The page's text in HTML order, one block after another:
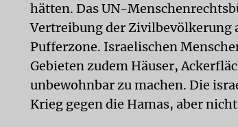
hätten. Das UN-
Vertreibung der Zivilbevölkerung
Pufferzone. Israelischen
Gebieten zudem Häuser,
unbewohnbar zu machen. Die
Krieg gegen die Hamas, aber